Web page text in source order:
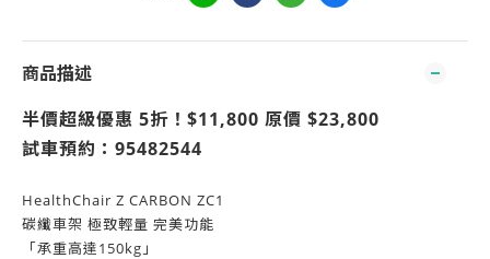
商品描述
半價超級優惠 5折 ！$11,800 原價 $23,800
試車預約：95482544
HealthChair Z CARBON ZC1
碳纖車架 極致輕量 完美功能
「承重高達150kg」